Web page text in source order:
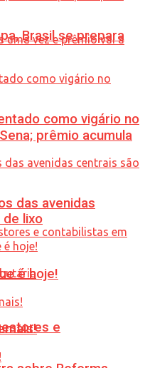
prêmio acumula
e
Brasil se prepara
como vigário no
das avenidas
lixo
é hoje!